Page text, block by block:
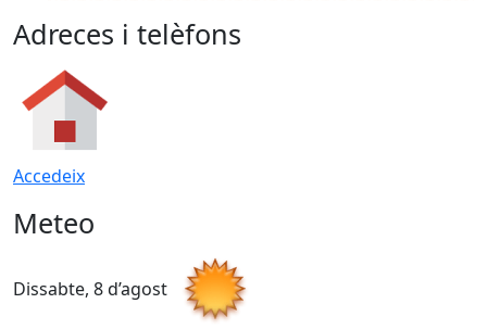
Adreces i telèfons
Accedeix
Meteo
Dissabte, 8 d’agost